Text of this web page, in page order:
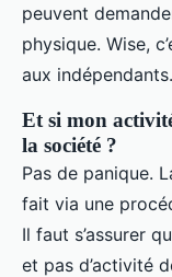
peuvent
physique. Wise,
aux indépendants.
Et si mon
la société ?
Pas de panique.
fait via une
Il faut s’assurer
et pas d’activité